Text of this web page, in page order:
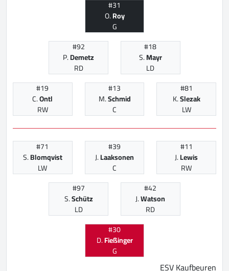
#31
O.Roy
G
#92
P.Demetz
RD
#18
S.Mayr
LD
#19
C.Ontl
RW
#13
M.Schmid
C
#81
K.Slezak
LW
#71
S.Blomqvist
LW
#39
J.Laaksonen
C
#11
J.Lewis
RW
#97
S.Schütz
LD
#42
J.Watson
RD
#30
D.Fießinger
G
ESV Kaufbeuren